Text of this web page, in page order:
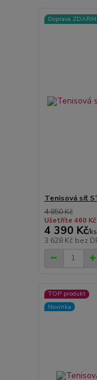
Doprava
Tenisová síť
4 850 Kč
Ušetříte 460 Kč
4 390 Kč/ks
3 628 Kč bez
TOP produkt
Novinka